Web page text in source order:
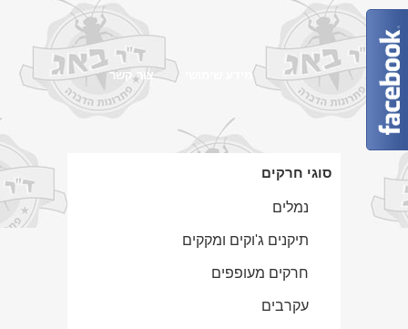
צור קשר
סוגי חרקים
נמלים
תיקנים ג'וקים ומקקים
חרקים מעופפים
עקרבים